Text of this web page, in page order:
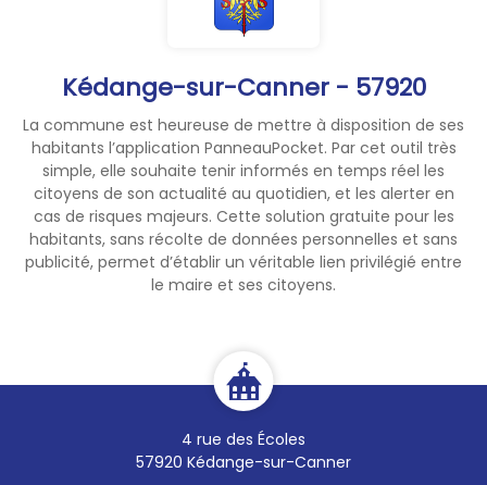
Kédange-sur-Canner - 57920
La commune est heureuse de mettre à disposition de ses
habitants l’application PanneauPocket. Par cet outil très
simple, elle souhaite tenir informés en temps réel les
citoyens de son actualité au quotidien, et les alerter en
cas de risques majeurs. Cette solution gratuite pour les
habitants, sans récolte de données personnelles et sans
publicité, permet d’établir un véritable lien privilégié entre
le maire et ses citoyens.
4 rue des Écoles
57920 Kédange-sur-Canner